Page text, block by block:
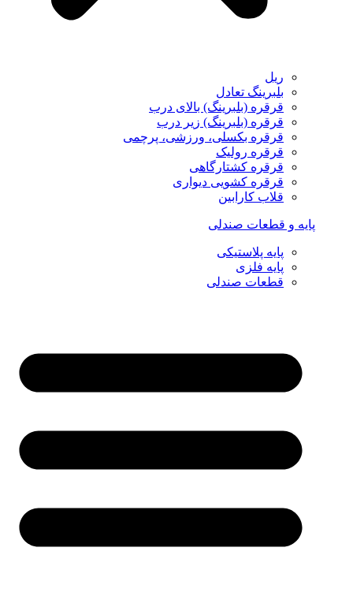
ریل
بلبرینگ تعادل
قرقره (بلبرینگ) بالای درب
قرقره (بلبرینگ) زیر درب
قرقره بکسلی، ورزشی، پرچمی
قرقره رولیک
قرقره کشتارگاهی
قرقره کشویی دیواری
قلاب کارابین
پایه و قطعات صندلی
پایه پلاستیکی
پایه فلزی
قطعات صندلی